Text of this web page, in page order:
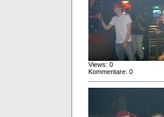
Views: 0
Kommentare: 0